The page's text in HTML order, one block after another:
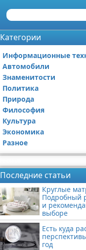
Категории
Информационные
Автомобили
Знаменитости
Политика
Природа
Философия
Культура
Экономика
Разное
Последние статьи
Круглые
Подробный
и
выборе
Есть куда
год